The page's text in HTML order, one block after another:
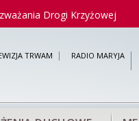
Krzyżowej Droga
TRWAM RADIO MARYJA